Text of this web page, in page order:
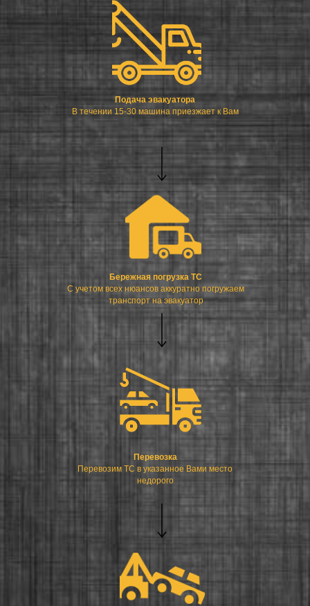
Бережная погрузка ТС
С учетом всех нюансов аккуратно погружаем
транспорт на эвакуатор
Подача эвакуатора
В течении 15-30 машина приезжает к Вам
Перевозка
Перевозим ТС в указанное Вами место
недорого